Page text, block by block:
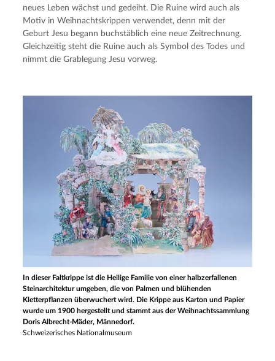
neues Leben wächst und gedeiht. Die Ruine wird auch als
Motiv in Weihnachtskrippen verwendet, denn mit der
Geburt Jesu begann buchstäblich eine neue Zeitrechnung.
Gleichzeitig steht die Ruine auch als Symbol des Todes und
nimmt die Grablegung Jesu vorweg.
In dieser Faltkrippe ist die Heilige Familie von einer halbzerfallenen
Steinarchitektur umgeben, die von Palmen und blühenden
Kletterpflanzen überwuchert wird. Die Krippe aus Karton und Papier
wurde um 1900 hergestellt und stammt aus der Weihnachtssammlung
Doris Albrecht-Mäder, Männedorf.
Schweizerisches Nationalmuseum